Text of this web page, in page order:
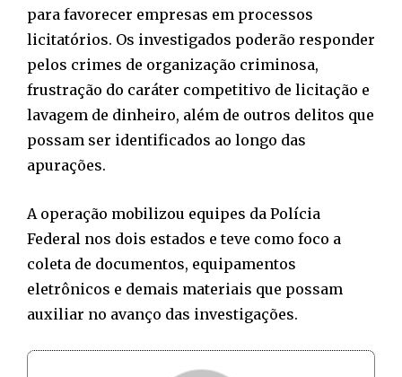
para favorecer empresas em processos
licitatórios. Os investigados poderão responder
pelos crimes de organização criminosa,
frustração do caráter competitivo de licitação e
lavagem de dinheiro, além de outros delitos que
possam ser identificados ao longo das
apurações.
A operação mobilizou equipes da Polícia
Federal nos dois estados e teve como foco a
coleta de documentos, equipamentos
eletrônicos e demais materiais que possam
auxiliar no avanço das investigações.